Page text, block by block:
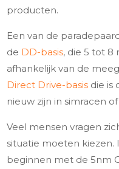
producten.
Een van de
de DD-basis, die 5 tot
afhankelijk van de
Direct Drive-basis die is
nieuw zijn in simracen
Veel mensen vragen
situatie moeten
beginnen met de 5nm